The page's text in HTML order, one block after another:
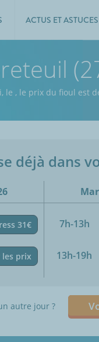
ACTUS ET ASTUCES
le , le prix du fioul est
déjà dans
31€
les prix
7h-13h
13h-19h
autre jour ?